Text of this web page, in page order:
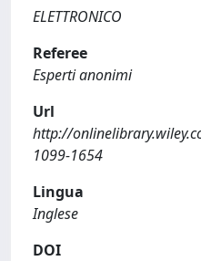
ELETTRONICO
Referee
Esperti anonimi
Url
http://
1099-1654
Lingua
Inglese
DOI